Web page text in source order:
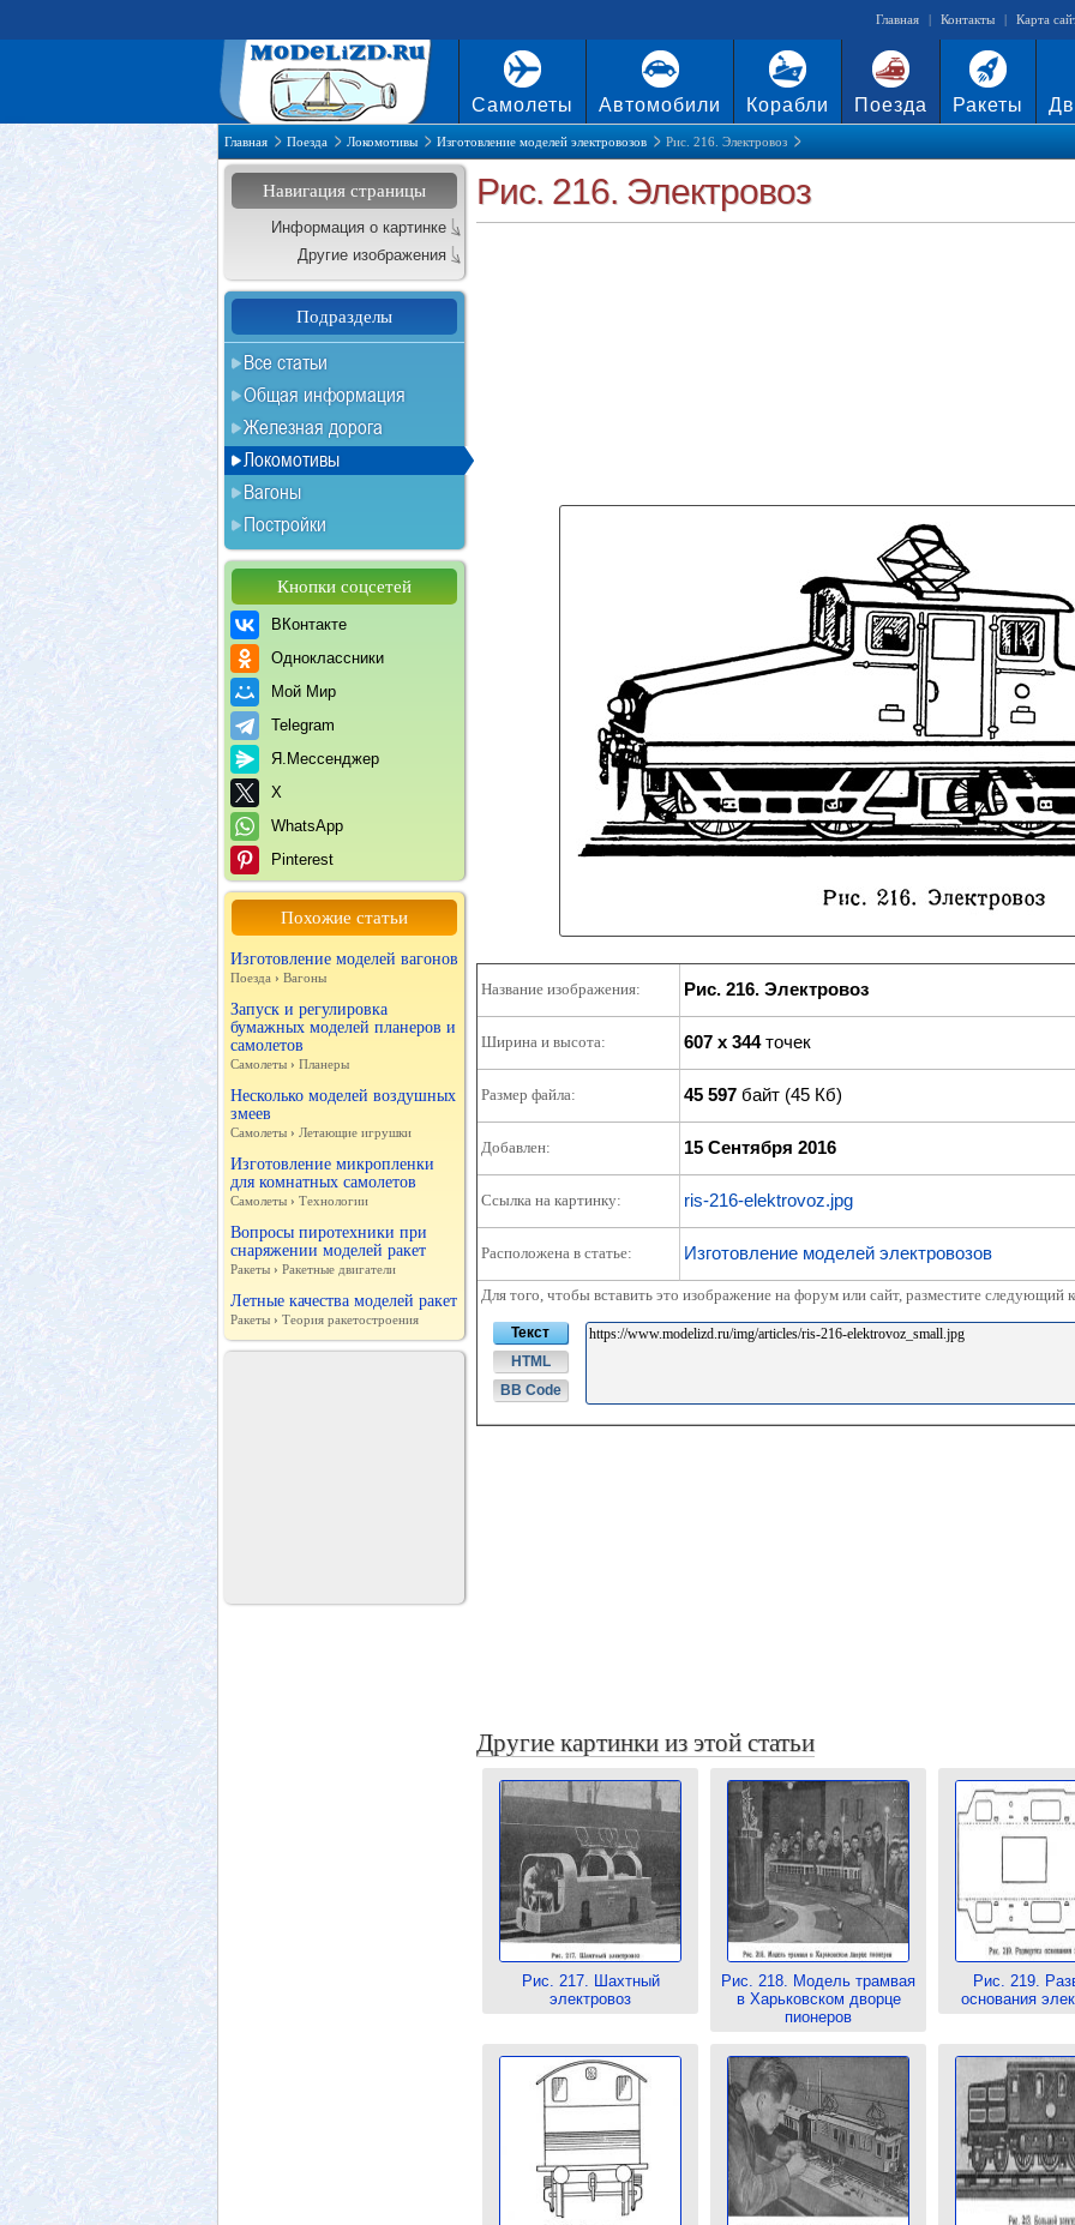
Главная | Контакты | Карта
Самолеты Автомобили Корабли Поезда Ракеты
Главная Поезда Локомотивы Изготовление моделей электровозов Рис. 216. Электровоз
Навигация страницы
Информация о картинке
Другие изображения
Подразделы
Все статьи
Общая информация
Железная дорога
Локомотивы
Вагоны
Постройки
Кнопки соцсетей
ВКонтакте
Одноклассники
Мой Мир
Telegram
Я.Мессенджер
X
WhatsApp
Pinterest
Похожие статьи
Изготовление моделей вагонов
Поезда › Вагоны
Запуск и регулировка
бумажных моделей планеров и
самолетов
Самолеты › Планеры
Несколько моделей воздушных
змеев
Самолеты › Летающие игрушки
Изготовление микропленки
для комнатных самолетов
Самолеты › Технологии
Вопросы пиротехники при
снаряжении моделей ракет
Ракеты › Ракетные двигатели
Летные качества моделей ракет
Ракеты › Теория ракетостроения
Рис. 216. Электровоз
Название изображения: Рис. 216. Электровоз
Ширина и высота: 607 x 344точек
Размер файла: 45 597 байт (45 Кб)
Добавлен: 15 Сентября 2016
Ссылка на картинку: ris-216-elektrovoz.jpg
Расположена в статье: Изготовление моделей электровозов
Для того, чтобы вставить это изображение на форум или сайт, разместите следующий
Текст
HTML
BB Code
Другие картинки из этой статьи
Рис. 217. Шахтный
электровоз
Рис. 218. Модель трамвая
в Харьковском дворце
пионеров
Рис. 219.
основания